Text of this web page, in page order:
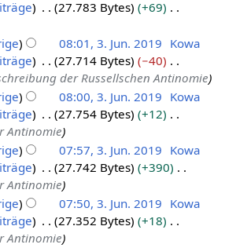
27.783 Bytes
+69
08:01, 3. Jun. 2019 Kowa
27.714 Bytes
−40
der Russellschen Antinomie
08:00, 3. Jun. 2019 Kowa
27.754 Bytes
+12
Antinomie
07:57, 3. Jun. 2019 Kowa
27.742 Bytes
+390
Antinomie
07:50, 3. Jun. 2019 Kowa
27.352 Bytes
+18
Antinomie